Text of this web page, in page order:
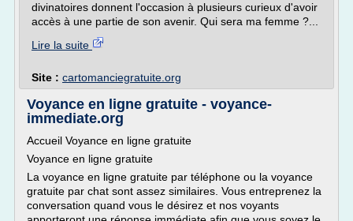
divinatoires donnent l'occasion à plusieurs curieux d'avoir
accès à une partie de son avenir. Qui sera ma femme ?...
Lire la suite
Site : cartomanciegratuite.org
Voyance en ligne gratuite - voyance-
immediate.org
Accueil Voyance en ligne gratuite
Voyance en ligne gratuite
La voyance en ligne gratuite par téléphone ou la voyance
gratuite par chat sont assez similaires. Vous entreprenez la
conversation quand vous le désirez et nos voyants